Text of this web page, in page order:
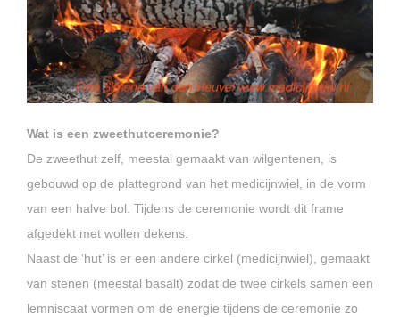
Wat is een zweethutceremonie?
De zweethut zelf, meestal gemaakt van wilgentenen, is
gebouwd op de plattegrond van het medicijnwiel, in de vorm
van een halve bol. Tijdens de ceremonie wordt dit frame
afgedekt met wollen dekens.
Naast de ‘hut’ is er een andere cirkel (medicijnwiel), gemaakt
van stenen (meestal basalt) zodat de twee cirkels samen een
lemniscaat vormen om de energie tijdens de ceremonie zo